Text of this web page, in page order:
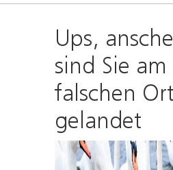
Ups,
sind Sie am
falschen Ort
gelandet